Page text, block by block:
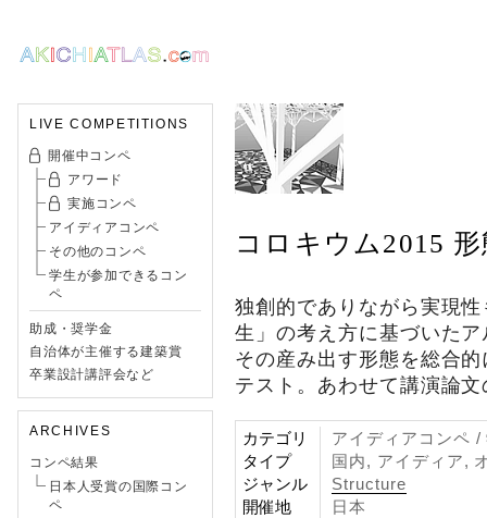
LIVE COMPETITIONS
開催中コンペ
アワード
実施コンペ
アイディアコンペ
その他のコンペ
学生が参加できるコン
ペ
助成・奨学金
自治体が主催する建築賞
卒業設計講評会など
ARCHIVES
コンペ結果
日本人受賞の国際コン
ペ
コロキウム2015
独創的でありながら実現
生」の考え方に基づいた
その産み出す形態を総合
テスト。あわせて講演論
カテゴリ
アイディアコンペ
タイプ
国内, アイディア,
ジャンル
Structure
開催地
日本